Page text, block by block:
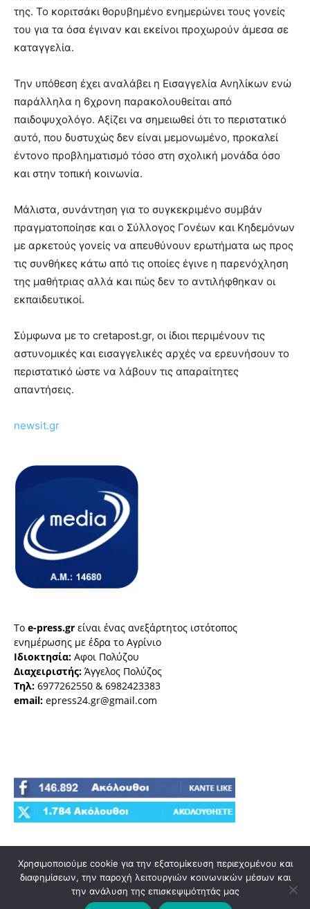
της. Το κοριτσάκι θορυβημένο ενημερώνει τους γονείς
του για τα όσα έγιναν και εκείνοι προχωρούν άμεσα σε
καταγγελία.
Την υπόθεση έχει αναλάβει η Εισαγγελία Ανηλίκων ενώ
παράλληλα η 6χρονη παρακολουθείται από
παιδοψυχολόγο. Αξίζει να σημειωθεί ότι το περιστατικό
αυτό, που δυστυχώς δεν είναι μεμονωμένο, προκαλεί
έντονο προβληματισμό τόσο στη σχολική μονάδα όσο
και στην τοπική κοινωνία.
Μάλιστα, συνάντηση για το συγκεκριμένο συμβάν
πραγματοποίησε και ο Σύλλογος Γονέων και Κηδεμόνων
με αρκετούς γονείς να απευθύνουν ερωτήματα ως προς
τις συνθήκες κάτω από τις οποίες έγινε η παρενόχληση
της μαθήτριας αλλά και πώς δεν το αντιλήφθηκαν οι
εκπαιδευτικοί.
Σύμφωνα με το cretapost.gr, οι ίδιοι περιμένουν τις
αστυνομικές και εισαγγελικές αρχές να ερευνήσουν το
περιστατικό ώστε να λάβουν τις απαραίτητες
απαντήσεις.
newsit.gr
Το e-press.gr είναι ένας ανεξάρτητος ιστότοπος
ενημέρωσης με έδρα το Αγρίνιο
Ιδιοκτησία: Αφοι Πολύζου
Διαχειριστής: Άγγελος Πολύζος
Τηλ: 6977262550 & 6982423383
email: epress24.gr@gmail.com
© e-press.gr
Χρησιμοποιούμε cookie για την εξατομίκευση περιεχομένου και
διαφημίσεων, την παροχή λειτουργιών κοινωνικών μέσων και
την ανάλυση της επισκεψιμότητάς μας